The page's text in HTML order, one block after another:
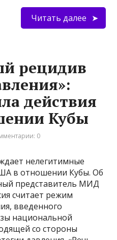
Читать далее
рецидив
действия
Кубы
0
нелегитимные
в отношении Кубы. Об
представитель МИД
считает режим
введенного
национальной
со стороны